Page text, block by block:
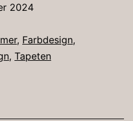
2024
, Farbdesign,
, Tapeten